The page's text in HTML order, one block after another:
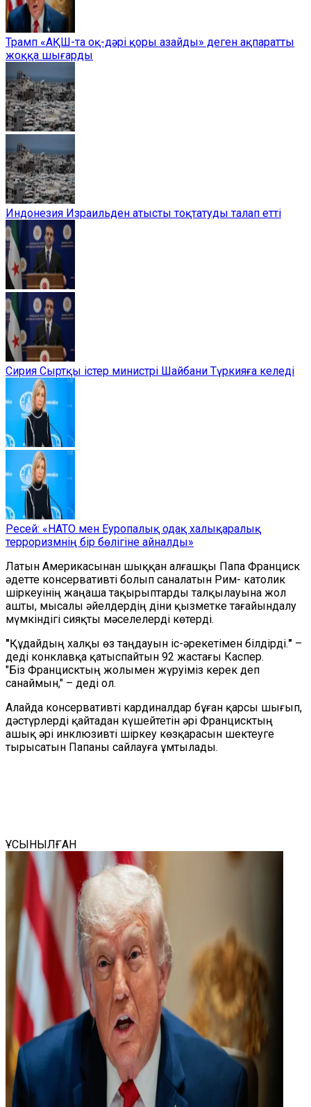
Трамп «АҚШ-та оқ-дәрі қоры азайды» деген ақпаратты
жоққа шығарды
Индонезия Израильден атысты тоқтатуды талап етті
Сирия Сыртқы істер министрі Шайбани Түркияға келеді
Ресей: «НАТО мен Еуропалық одақ халықаралық
терроризмнің бір бөлігіне айналды»
Латын Америкасынан шыққан алғашқы Папа Франциск
әдетте консервативті болып саналатын Рим- католик
шіркеуінің жаңаша тақырыптарды талқылауына жол
ашты, мысалы әйелдердің діни қызметке тағайындалу
мүмкіндігі сияқты мәселелерді көтерді.
"Құдайдың халқы өз таңдауын іс-әрекетімен білдірді." –
деді конклавқа қатыспайтын 92 жастағы Каспер.
"Біз Францисктың жолымен жүруіміз керек деп
санаймын," – деді ол.
Алайда консервативті кардиналдар бұған қарсы шығып,
дәстүрлерді қайтадан күшейтетін әрі Францисктың
ашық әрі инклюзивті шіркеу көзқарасын шектеуге
тырысатын Папаны сайлауға ұмтылады.
ҰСЫНЫЛҒАН